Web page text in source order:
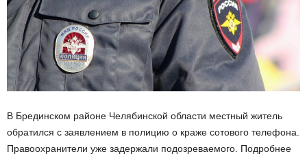
В Брединском районе Челябинской области местный житель
обратился с заявлением в полицию о краже сотового телефона.
Правоохранители уже задержали подозреваемого. Подробнее